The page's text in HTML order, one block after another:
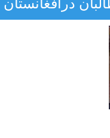
درافغانستان